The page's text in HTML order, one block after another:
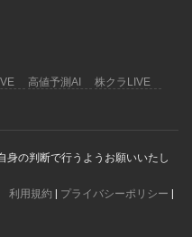
高値予測AI 株クラLIVE
身の判断で行うようお願いいたし
利用規約 プライバシーポリシー